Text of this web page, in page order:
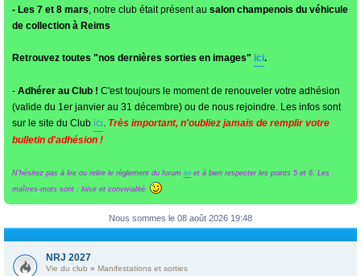
- Les 7 et 8 mars, notre club était présent au salon champenois du véhicule
de collection à Reims
Retrouvez toutes "nos dernières sorties en images" ici.
- Adhérer au Club ! C'est toujours le moment de renouveler votre adhésion
(valide du 1er janvier au 31 décembre) ou de nous rejoindre. Les infos sont
sur le site du Club ici. Très important, n'oubliez jamais de remplir votre
bulletin d'adhésion !
N'hésitez pas à lire ou relire le règlement du forum ici et à bien respecter les points 5 et 6. Les
maîtres-mots sont : loisir et convivialité.
Nous sommes le 08 août 2026 19:48
NRJ 2027
Vie du club » Manifestations et sorties